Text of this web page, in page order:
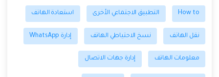
How to التطبيق الاجتماعي الأخرى استعادة الهاتف
نقل الهاتف نسخ الاحتياطي الهاتف إدارة WhatsApp
معلومات الهاتف إدارة جهات الاتصال